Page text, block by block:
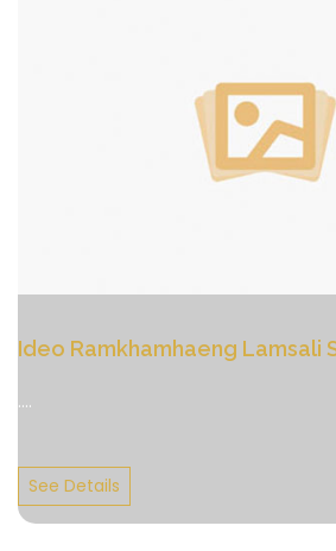
Ideo Ramkhamhaeng Lamsali
....
See Details